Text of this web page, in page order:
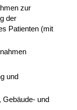
zur
der
Patienten (mit
und
Gebäude- und